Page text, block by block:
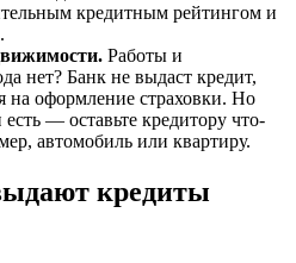
кредитным рейтингом и
Работы и
нет? Банк не выдаст кредит,
на оформление страховки. Но
— оставьте кредитору что-
автомобиль или квартиру.
кредиты